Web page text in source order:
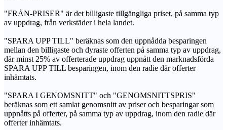
"FRÅN-PRISER" är det billigaste tillgängliga priset, på samma typ
av uppdrag, från verkstäder i hela landet.
"SPARA UPP TILL" beräknas som den uppnådda besparingen
mellan den billigaste och dyraste offerten på samma typ av uppdrag,
där minst 25% av offerterade uppdrag uppnått den marknadsförda
SPARA UPP TILL besparingen, inom den radie där offerter
inhämtats.
"SPARA I GENOMSNITT" och "GENOMSNITTSPRIS"
beräknas som ett samlat genomsnitt av priser och besparingar som
uppnåtts på offerter, på samma typ av uppdrag, inom den radie där
offerter inhämtats.